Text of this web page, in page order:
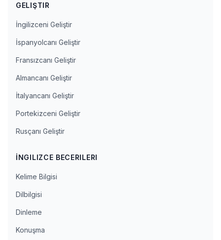
GELIŞTIR
İngilizceni Geliştir
İspanyolcanı Geliştir
Fransızcanı Geliştir
Almancanı Geliştir
İtalyancanı Geliştir
Portekizceni Geliştir
Rusçanı Geliştir
İNGILIZCE BECERILERI
Kelime Bilgisi
Dilbilgisi
Dinleme
Konuşma